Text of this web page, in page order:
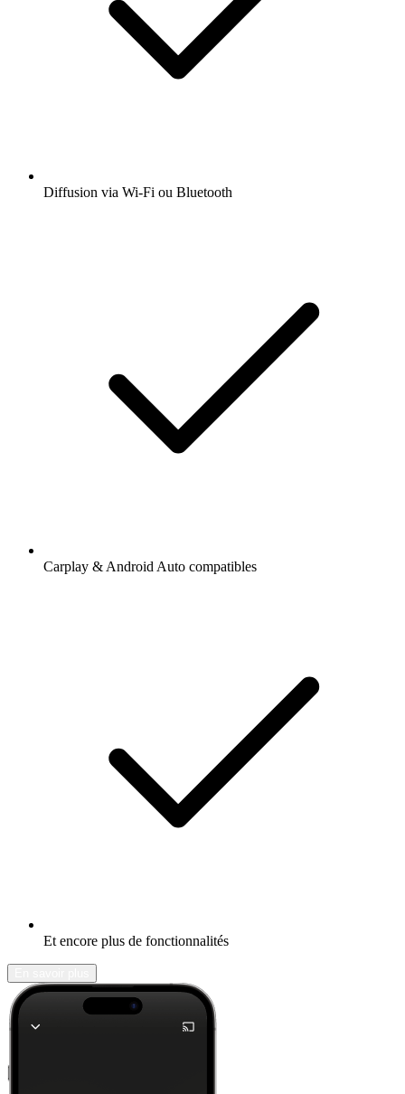
Diffusion via Wi-Fi ou Bluetooth
Carplay & Android Auto compatibles
Et encore plus de fonctionnalités